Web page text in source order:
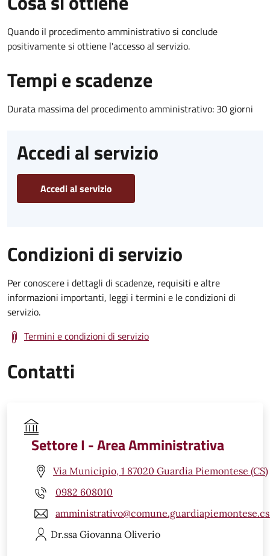
Quando il procedimento amministrativo si conclude
positivamente si ottiene l'accesso al servizio.
Tempi e scadenze
Durata massima del procedimento amministrativo: 30 giorni
Accedi al servizio
Accedi al servizio
Condizioni di servizio
Per conoscere i dettagli di scadenze, requisiti e altre
informazioni importanti, leggi i termini e le condizioni di
servizio.
Termini e condizioni di servizio
Contatti
Settore I - Area Amministrativa
Via Municipio, 1 87020 Guardia Piemontese (CS)
0982 608010
Dr.ssa Giovanna Oliverio